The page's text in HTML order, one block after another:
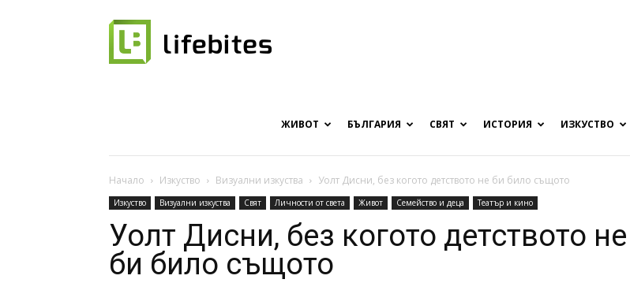
списание
за
ЖИВОТ БЪЛГАРИЯ СВЯТ ИСТОРИЯ ИЗКУСТВО
Начало Изкуство Визуални изкуства Уолт Дисни, без когото детството не би било същото
Изкуство Визуални изкуства Свят Личности от света Живот Семейство и деца Театър и кино
Уолт Дисни, без когото детството не
би било същото